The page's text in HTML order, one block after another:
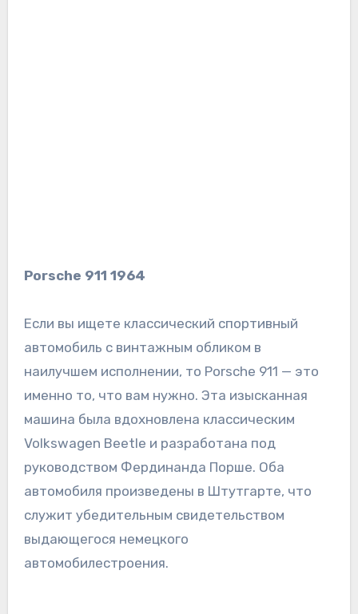
Porsche 911 1964
Если вы ищете классический спортивный
автомобиль с винтажным обликом в
наилучшем исполнении, то Porsche 911 — это
именно то, что вам нужно. Эта изысканная
машина была вдохновлена классическим
Volkswagen Beetle и разработана под
руководством Фердинанда Порше. Оба
автомобиля произведены в Штутгарте, что
служит убедительным свидетельством
выдающегося немецкого
автомобилестроения.